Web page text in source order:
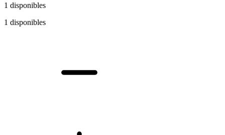
1 disponibles
1 disponibles